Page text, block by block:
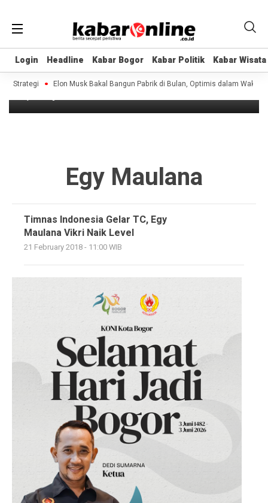
Login Headline Kabar Bogor Kabar Politik Kabar Wisata
Login Headline Kabar Bogor Kabar Politik Kabar Wisata
Strategi Elon Musk Bakal Bangun Pabrik di Bulan, Optimis dalam Waktu
Headline
Timnas Indonesia Gelar TC, Egy Maulana
Vikri Naik Level
Egy Maulana
Timnas Indonesia Gelar TC, Egy
Maulana Vikri Naik Level
21 February 2018 - 11:00 WIB